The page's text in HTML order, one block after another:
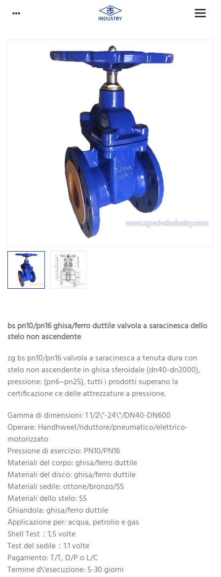
bs pn10/pn16 ghisa/ferro duttile valvola a saracinesca dello
stelo non ascendente
zg bs pn10/pn16 valvola a saracinesca a tenuta dura con
stelo non ascendente in ghisa sferoidale (dn40-dn2000),
pressione: (pn6~pn25), tutti i prodotti superano la
certificazione ce delle attrezzature a pressione.
Gamma di dimensioni: 1 1/2\"-24\"/DN40-DN600
Operare: Handhweel/riduttore/pneumatico/elettrico-
motorizzato
Pressione di esercizio: PN10/PN16
Materiali del corpo: ghisa/ferro duttile
Materiali del disco: ghisa/ferro duttile
Materiali sedile: ottone/bronzo/SS
Materiali dello stelo: SS
Ghiandola: ghisa/ferro duttile
Applicazione per: acqua, petrolio e gas
Shell Test：1,5 volte
Test del sedile：1.1 volte
Pagamento: T/T, D/P o L/C
Termine d\'esecuzione: 5-30 giorni